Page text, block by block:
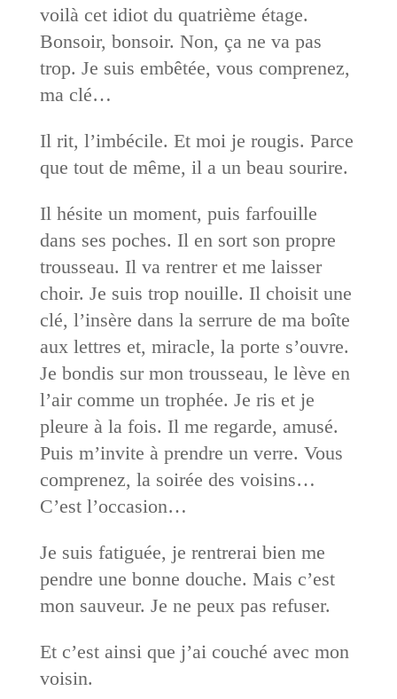
voilà cet idiot du quatrième étage.
Bonsoir, bonsoir. Non, ça ne va pas
trop. Je suis embêtée, vous comprenez,
ma clé…
Il rit, l’imbécile. Et moi je rougis. Parce
que tout de même, il a un beau sourire.
Il hésite un moment, puis farfouille
dans ses poches. Il en sort son propre
trousseau. Il va rentrer et me laisser
choir. Je suis trop nouille. Il choisit une
clé, l’insère dans la serrure de ma boîte
aux lettres et, miracle, la porte s’ouvre.
Je bondis sur mon trousseau, le lève en
l’air comme un trophée. Je ris et je
pleure à la fois. Il me regarde, amusé.
Puis m’invite à prendre un verre. Vous
comprenez, la soirée des voisins…
C’est l’occasion…
Je suis fatiguée, je rentrerai bien me
pendre une bonne douche. Mais c’est
mon sauveur. Je ne peux pas refuser.
Et c’est ainsi que j’ai couché avec mon
voisin.